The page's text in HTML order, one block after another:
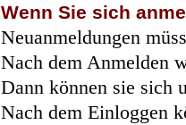
Wenn Sie sich
Neuanmeldungen
Nach dem Anmelden
Dann können sie sich
Nach dem Einloggen